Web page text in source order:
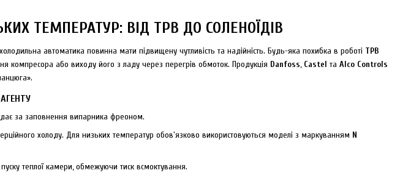
ТЕМПЕРАТУР: ВІД ТРВ ДО СОЛЕНОЇДІВ
автоматика повинна мати підвищену чутливість та надійність. Будь-яка похибка в роботі ТРВ
компресора або виходу його з ладу через перегрів обмоток. Продукція Danfoss, Castel та Alco Controls
за заповнення випарника фреоном.
холоду. Для низьких температур обов'язково використовуються моделі з маркуванням N
теплої камери, обмежуючи тиск всмоктування.